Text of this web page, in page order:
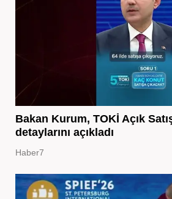
Bakan Kurum, TOKİ Açık
detaylarını açıkladı
Haber7